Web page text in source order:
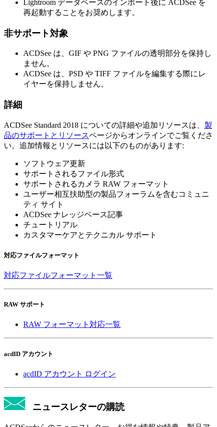
Lightroom データベースのインポート後に ACDSee を
再起動することをお奨めします。
非サポート対象
ACDSee は、GIF や PNG ファイルの透明部分を保持し
ません。
ACDSee は、PSD や TIFF ファイルを編集する際にレ
イヤーを保持しません。
詳細
ACDSee Standard 2018 についての詳細や追加リソースは、 製
品のサポートとリソースページからオンラインでご覧くださ
い。追加情報とリソースには以下のものがあります:
ソフトウェア更新
サポートされるファイル形式
サポートされるカメラ RAW フォーマット
ユーザー相互扶助型の製品フォーラムを含むコミュニ
ティ サイト
ACDSee ナレッジベース記事
チュートリアル
カスタマーケアとテクニカル サポート
対応ファイルフォーマット
対応ファイルフォーマット一覧
RAW サポート
RAW フォーマット対応一覧
acdID アカウント
acdID アカウント ログイン
ニュースレターの購読